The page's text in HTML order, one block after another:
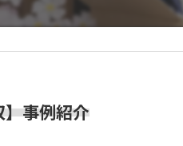
外装塗装・その他塗装
大工
事例紹介